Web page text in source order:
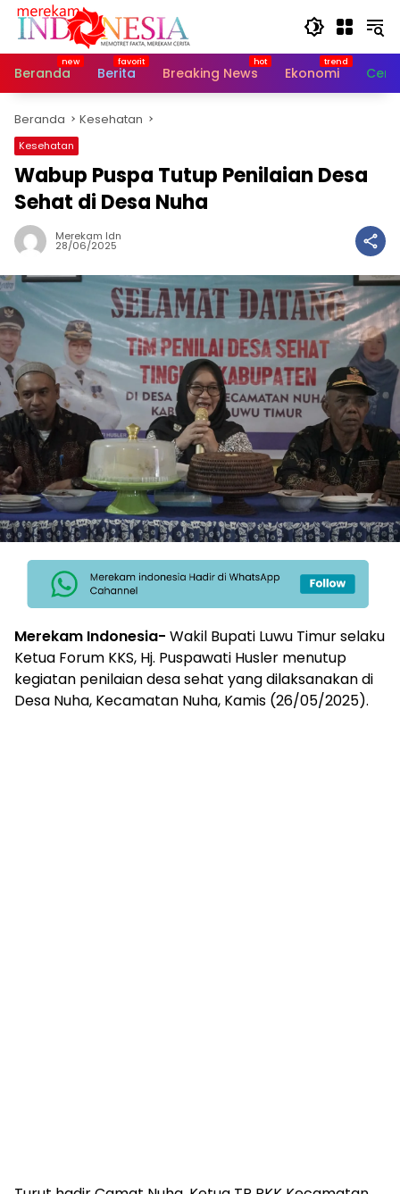
Langsung
Beranda
Berita Breaking News Ekonomi
Beranda Kesehatan
Kesehatan
Wabup Puspa Tutup Penilaian Desa
Sehat di Desa Nuha
Merekam Idn
28/06/2025
Merekam Indonesia- Wakil Bupati Luwu Timur selaku
Ketua Forum KKS, Hj. Puspawati Husler menutup
kegiatan penilaian desa sehat yang dilaksanakan di
Desa Nuha, Kecamatan Nuha, Kamis (26/05/2025).